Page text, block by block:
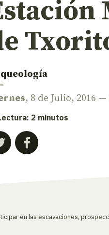
, 8 de Julio, 2016 —
2 minutos
en las escavaciones,